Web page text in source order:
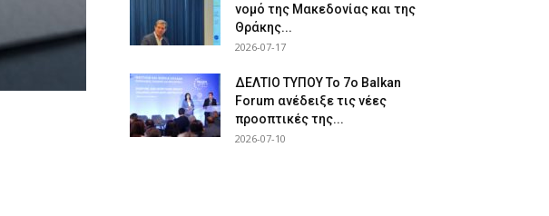
νομό της Μακεδονίας και της
Θράκης...
2026-07-17
ΔΕΛΤΙΟ ΤΥΠΟΥ Το 7ο Balkan
Forum ανέδειξε τις νέες
προοπτικές της...
2026-07-10